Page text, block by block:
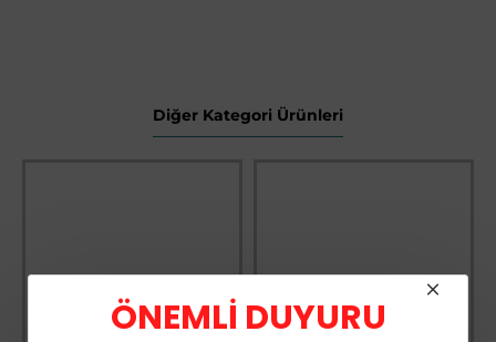
ÖNEMLİ DUYURU
Diğer Kategori Ürünleri